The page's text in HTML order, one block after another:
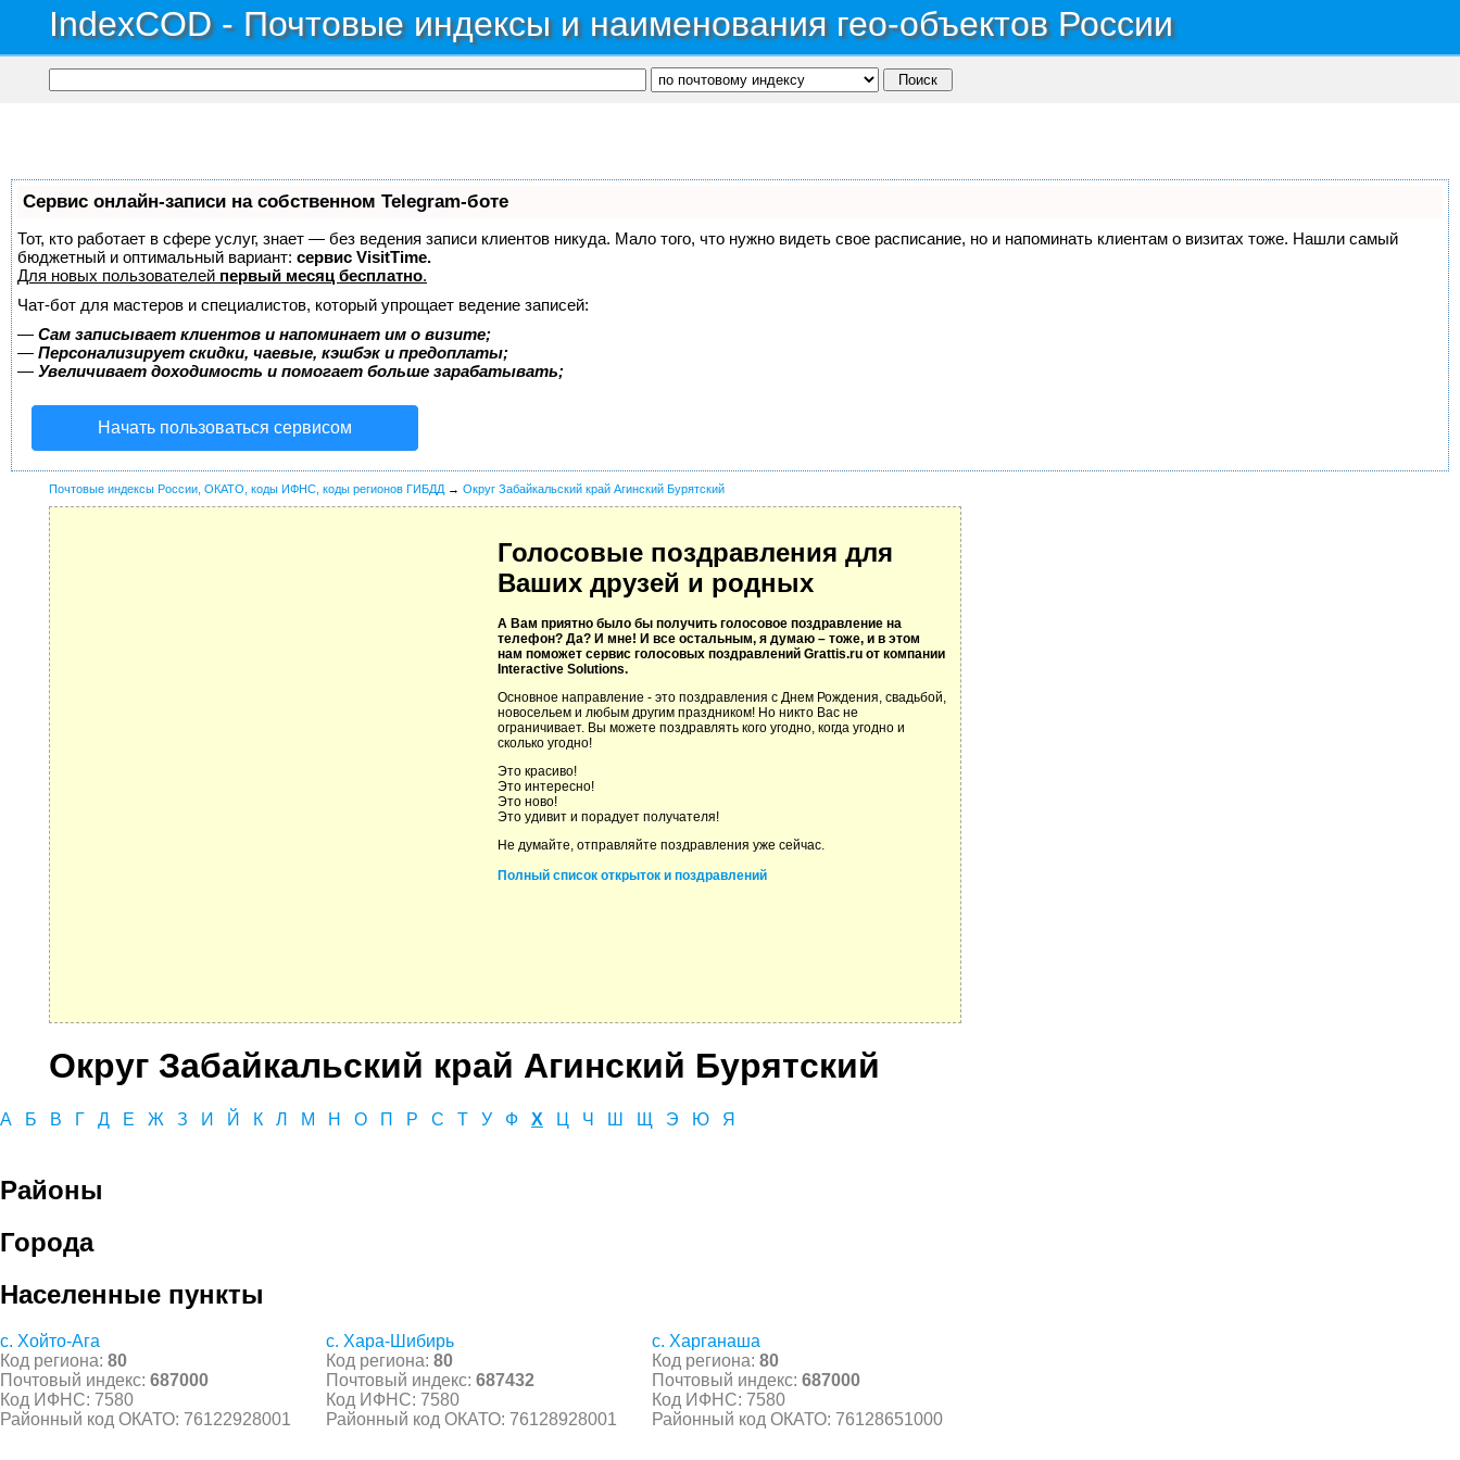
IndexCOD - Почтовые индексы и наименования гео-объектов России
Сервис онлайн-записи на собственном Telegram-боте
Тот, кто работает в сфере услуг, знает — без ведения записи клиентов никуда. Мало того, что нужно видеть свое расписание, но и напоминать клиентам о визитах тоже. Нашли самый
бюджетный и оптимальный вариант: сервис VisitTime.
Для новых пользователей первый месяц бесплатно.
Чат-бот для мастеров и специалистов, который упрощает ведение записей:
— Сам записывает клиентов и напоминает им о визите;
— Персонализирует скидки, чаевые, кэшбэк и предоплаты;
— Увеличивает доходимость и помогает больше зарабатывать;
Начать пользоваться сервисом
Почтовые индексы России, ОКАТО, коды ИФНС, коды регионов ГИБДД → Округ Забайкальский край Агинский Бурятский
Голосовые поздравления для
Ваших друзей и родных
А Вам приятно было бы получить голосовое поздравление на
телефон? Да? И мне! И все остальным, я думаю – тоже, и в этом
нам поможет сервис голосовых поздравлений Grattis.ru от компании
Interactive Solutions.
Основное направление - это поздравления с Днем Рождения, свадьбой,
новосельем и любым другим праздником! Но никто Вас не
ограничивает. Вы можете поздравлять кого угодно, когда угодно и
сколько угодно!
Это красиво!
Это интересно!
Это ново!
Это удивит и порадует получателя!
Не думайте, отправляйте поздравления уже сейчас.
Полный список открыток и поздравлений
Округ Забайкальский край Агинский Бурятский
А Б В Г Д Е Ж З И Й К Л М Н О П Р С Т У Ф Х Ц Ч Ш Щ Э Ю Я
Районы
Города
Населенные пункты
с. Хойто-Ага
Код региона: 80
Почтовый индекс: 687000
Код ИФНС: 7580
Районный код ОКАТО: 76122928001
с. Хара-Шибирь
Код региона: 80
Почтовый индекс: 687432
Код ИФНС: 7580
Районный код ОКАТО: 76128928001
с. Харганаша
Код региона: 80
Почтовый индекс: 687000
Код ИФНС: 7580
Районный код ОКАТО: 76128651000